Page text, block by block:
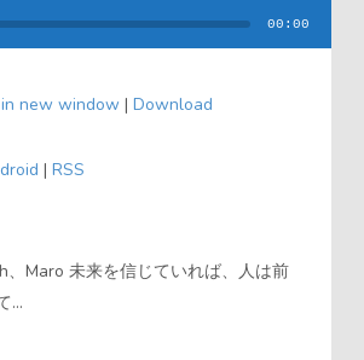
00:00
new window| Download
| RSS
、Maro 未来を信じていれば、人は前
...